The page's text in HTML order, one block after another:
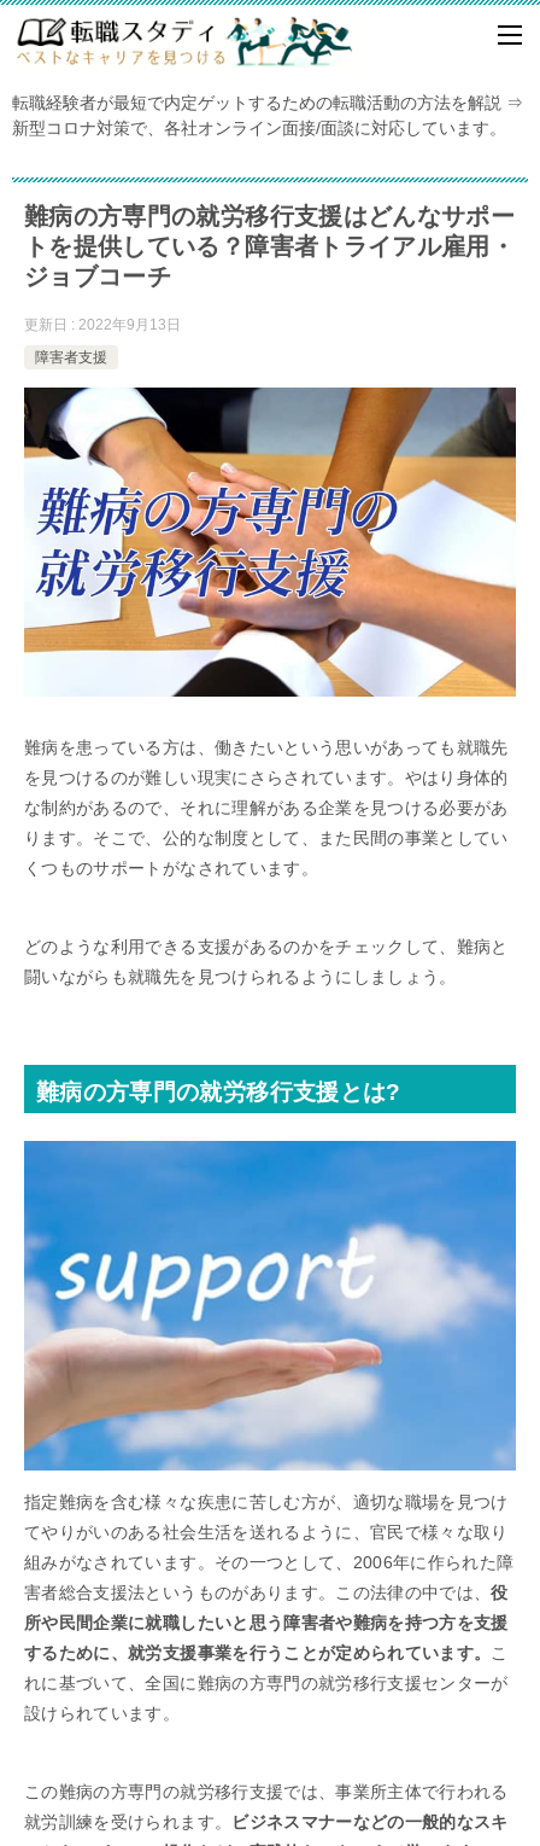
転職経験者が最短で内定ゲットするための転職活動の方法を解説 ⇒
新型コロナ対策で、各社オンライン面接/面談に対応しています。
難病の方専門の就労移行支援はどんなサポー
トを提供している？障害者トライアル雇用・
ジョブコーチ
更新日 : 2022年9月13日
障害者支援
難病を患っている方は、働きたいという思いがあっても就職先
を見つけるのが難しい現実にさらされています。やはり身体的
な制約があるので、それに理解がある企業を見つける必要があ
ります。そこで、公的な制度として、また民間の事業としてい
くつものサポートがなされています。
どのような利用できる支援があるのかをチェックして、難病と
闘いながらも就職先を見つけられるようにしましょう。
難病の方専門の就労移行支援とは?
指定難病を含む様々な疾患に苦しむ方が、適切な職場を見つけ
てやりがいのある社会生活を送れるように、官民で様々な取り
組みがなされています。その一つとして、2006年に作られた障
害者総合支援法というものがあります。この法律の中では、役
所や民間企業に就職したいと思う障害者や難病を持つ方を支援
するために、就労支援事業を行うことが定められています。 こ
れに基づいて、全国に難病の方専門の就労移行支援センターが
設けられています。
この難病の方専門の就労移行支援では、事業所主体で行われる
就労訓練を受けられます。
ビジネスマナーなどの一般的なスキ